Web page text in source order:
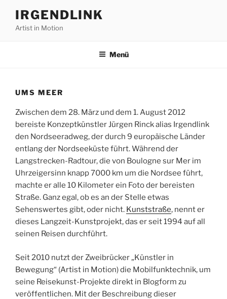
Inhalt
springen
IRGENDLINK
Artist in Motion
Menü
UMS MEER
Zwischen dem 28. März und dem 1. August 2012
bereiste Konzeptkünstler Jürgen Rinck alias Irgendlink
den Nordseeradweg, der durch 9 europäische Länder
entlang der Nordseeküste führt. Während der
Langstrecken-Radtour, die von Boulogne sur Mer im
Uhrzeigersinn knapp 7000 km um die Nordsee führt,
machte er alle 10 Kilometer ein Foto der bereisten
Straße. Ganz egal, ob es an der Stelle etwas
Sehenswertes gibt, oder nicht. Kunststraße, nennt er
dieses Langzeit-Kunstprojekt, das er seit 1994 auf all
seinen Reisen durchführt.
Seit 2010 nutzt der Zweibrücker „Künstler in
Bewegung“ (Artist in Motion) die Mobilfunktechnik, um
seine Reisekunst-Projekte direkt in Blogform zu
veröffentlichen. Mit der Beschreibung dieser